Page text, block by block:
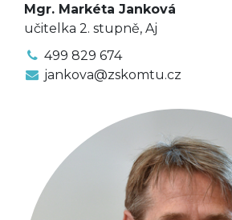
Mgr. Markéta Janková
učitelka 2. stupně, Aj
499 829 674
jankova@zskomtu.cz